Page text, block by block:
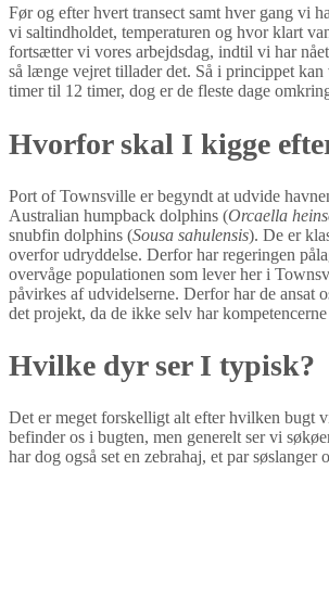
Før og efter hvert transect samt hver gang vi
vi saltindholdet, temperaturen og hvor klart
fortsætter vi vores arbejdsdag, indtil vi har
så længe vejret tillader det. Så i princippet
timer til 12 timer, dog er de fleste dage
Hvorfor skal I kigge
Port of Townsville er begyndt at udvide
Australian humpback dolphins (Orcaella
snubfin dolphins (Sousa sahulensis). De er
overfor udryddelse. Derfor har regeringen
overvåge populationen som lever her i
påvirkes af udvidelserne. Derfor har de ansat
det projekt, da de ikke selv har
Hvilke dyr ser I typisk?
Det er meget forskelligt alt efter hvilken bugt
befinder os i bugten, men generelt ser vi
har dog også set en zebrahaj, et par søslanger